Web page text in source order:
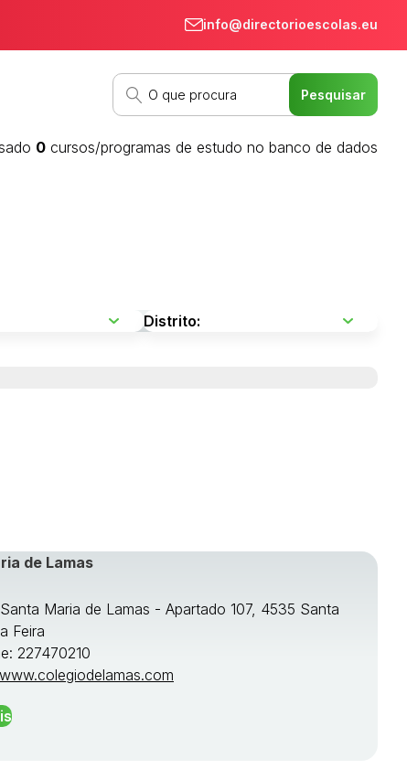
info@directorioescolas.eu
0 cursos/programas de estudo no banco de dados
de Lamas
Maria de Lamas - Apartado 107, 4535 Santa
Feira
227470210
www.colegiodelamas.com